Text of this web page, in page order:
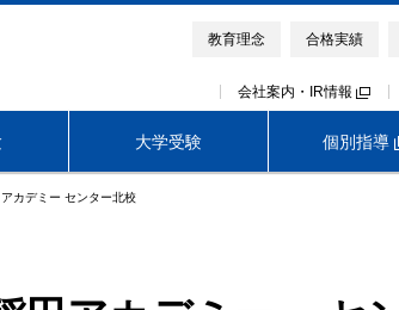
教育理念 合格実績
会社案内・IR情報
大学受験 個別指導
カデミー センター北校